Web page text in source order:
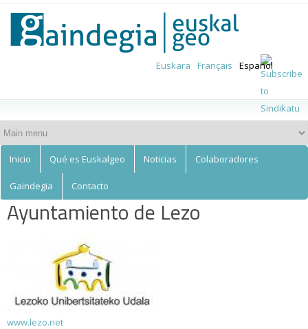
main
content
Euskalgeo
Euskara Français Español
Inicio Qué es Euskalgeo Noticias Colaboradores
Gaindegia Contacto
Ayuntamiento de Lezo
www.lezo.net